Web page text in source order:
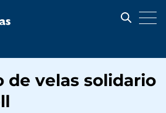
de velas solidario